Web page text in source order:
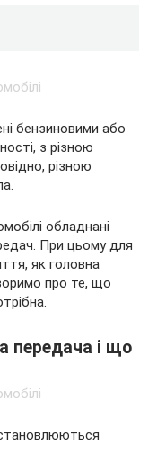
бензиновими або
з різною
різною
обладнані
При цьому для
як головна
про те, що
передача і що